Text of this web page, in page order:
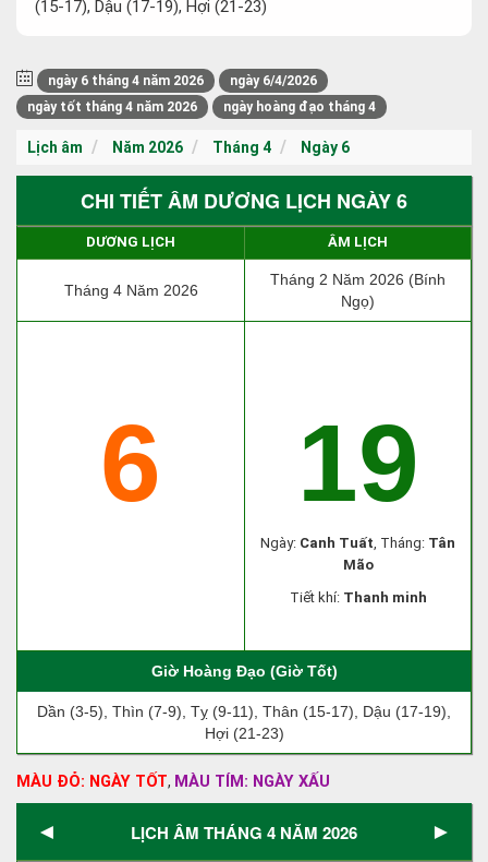
(15-17), Dậu (17-19), Hợi (21-23)
ngày 6 tháng 4 năm 2026
ngày 6/4/2026
ngày tốt tháng 4 năm 2026
ngày hoàng đạo tháng 4
Lịch âm Năm 2026 Tháng 4 Ngày 6
CHI TIẾT ÂM DƯƠNG LỊCH NGÀY 6
DƯƠNG LỊCH ÂM LỊCH
Tháng 4 Năm 2026
Tháng 2 Năm 2026 (Bính
Ngọ)
6 19
Ngày: Canh Tuất, Tháng: Tân
Mão
Tiết khí: Thanh minh
Giờ Hoàng Đạo (Giờ Tốt)
Dần (3-5), Thìn (7-9), Tỵ (9-11), Thân (15-17), Dậu (17-19),
Hợi (21-23)
MÀU ĐỎ: NGÀY TỐT, MÀU TÍM: NGÀY XẤU
◄ LỊCH ÂM THÁNG 4 NĂM 2026 ►